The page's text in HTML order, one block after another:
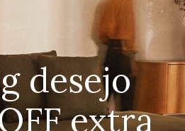
rituais
mudanças